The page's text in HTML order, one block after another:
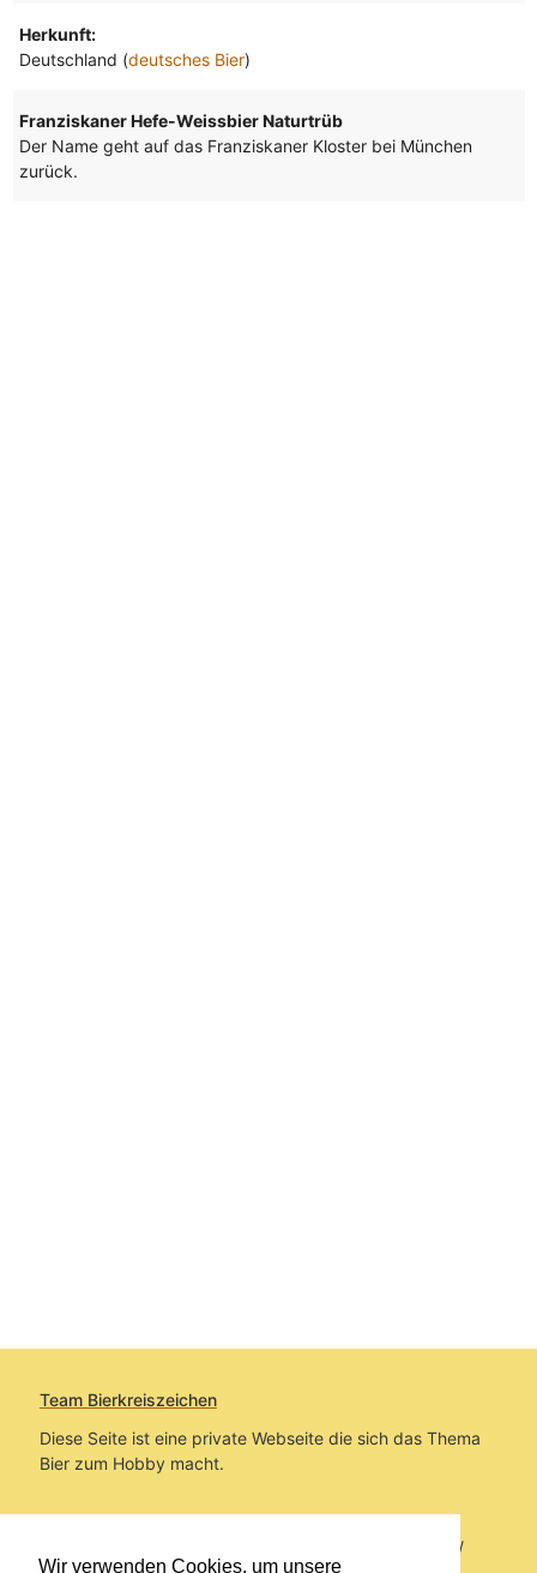
Wir verwenden Cookies, um unsere
Herkunft:
Deutschland (deutsches Bier)
Franziskaner Hefe-Weissbier Naturtrüb
Der Name geht auf das Franziskaner Kloster bei München
zurück.
Team Bierkreiszeichen
Diese Seite ist eine private Webseite die sich das Thema
Bier zum Hobby macht.
Sie befinden sich auf https://www.bierkreiszeichen.at/